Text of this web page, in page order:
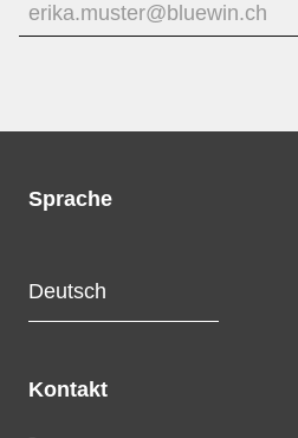
Sprache
Kontakt